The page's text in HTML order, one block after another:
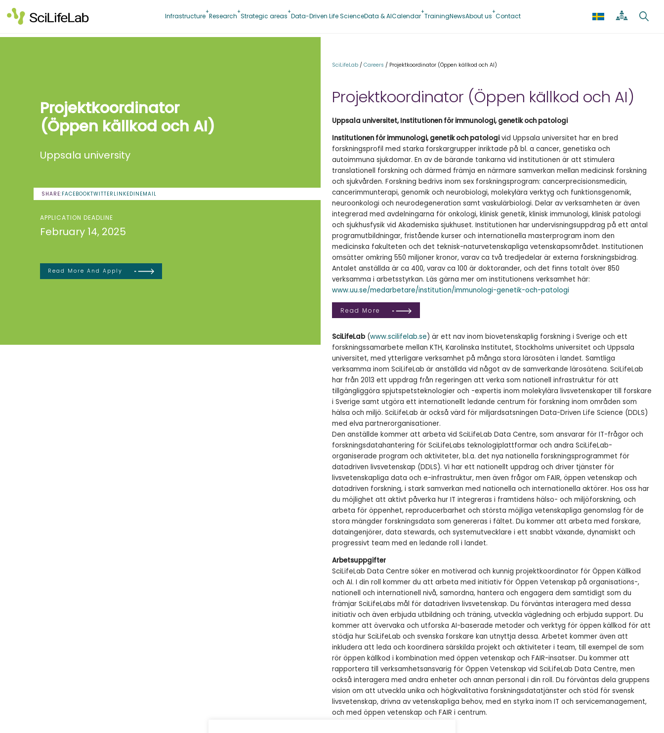
content
Infrastructure Research Strategic areas Data-Driven Life ScienceData & AICalendar TrainingNewsAbout us Contact
Projektkoordinator
(Öppen källkod och AI)
Uppsala university
SHARE:FACEBOOKTWITTER LINKEDIN EMAIL
APPLICATION DEADLINE
February 14, 2025
Read More And Apply
SciLifeLab / Careers / Projektkoordinator (Öppen källkod och AI)
Projektkoordinator (Öppen källkod och AI)
Uppsala universitet, Institutionen för immunologi, genetik och patologi
Institutionen för immunologi, genetik och patologi vid Uppsala universitet har en bred
forskningsprofil med starka forskargrupper inriktade på bl. a cancer, genetiska och
autoimmuna sjukdomar. En av de bärande tankarna vid institutionen är att stimulera
translationell forskning och därmed främja en närmare samverkan mellan medicinsk forskning
och sjukvården. Forskning bedrivs inom sex forskningsprogram: cancerprecisionsmedicin,
cancerimmunterapi, genomik och neurobiologi, molekylära verktyg och funktionsgenomik,
neuroonkologi och neurodegeneration samt vaskulärbiologi. Delar av verksamheten är även
integrerad med avdelningarna för onkologi, klinisk genetik, klinisk immunologi, klinisk patologi
och sjukhusfysik vid Akademiska sjukhuset. Institutionen har undervisningsuppdrag på ett antal
programutbildningar, fristående kurser och internationella masterprogram inom den
medicinska fakulteten och det teknisk-naturvetenskapliga vetenskapsområdet. Institutionen
omsätter omkring 550 miljoner kronor, varav ca två tredjedelar är externa forskningsbidrag.
Antalet anställda är ca 400, varav ca 100 är doktorander, och det finns totalt över 850
verksamma i arbetsstyrkan. Läs gärna mer om institutionens verksamhet här:
www.uu.se/medarbetare/institution/immunologi-genetik-och-patologi
Read More
SciLifeLab (www.scilifelab.se) är ett nav inom biovetenskaplig forskning i Sverige och ett
forskningssamarbete mellan KTH, Karolinska Institutet, Stockholms universitet och Uppsala
universitet, med ytterligare verksamhet på många stora lärosäten i landet. Samtliga
verksamma inom SciLifeLab är anställda vid något av de samverkande lärosätena. SciLifeLab
har från 2013 ett uppdrag från regeringen att verka som nationell infrastruktur för att
tillgängliggöra spjutspetsteknologier och -expertis inom molekylära livsvetenskaper till forskare
i Sverige samt utgöra ett internationellt ledande centrum för forskning inom områden som
hälsa och miljö. SciLifeLab är också värd för miljardsatsningen Data-Driven Life Science (DDLS)
med elva partnerorganisationer.
Den anställde kommer att arbeta vid SciLifeLab Data Centre, som ansvarar för IT-frågor och
forskningsdatahantering för SciLifeLabs teknologiplattformar och andra SciLifeLab-
organiserade program och aktiviteter, bl.a. det nya nationella forskningsprogrammet för
datadriven livsvetenskap (DDLS). Vi har ett nationellt uppdrag och driver tjänster för
livsvetenskapliga data och e-infrastruktur, men även frågor om FAIR, öppen vetenskap och
datadriven forskning, i stark samverkan med nationella och internationella aktörer. Hos oss har
du möjlighet att aktivt påverka hur IT integreras i framtidens hälso- och miljöforskning, och
arbeta för öppenhet, reproducerbarhet och största möjliga vetenskapliga genomslag för de
stora mängder forskningsdata som genereras i fältet. Du kommer att arbeta med forskare,
dataingenjörer, data stewards, och systemutvecklare i ett snabbt växande, dynamiskt och
progressivt team med en ledande roll i landet.
Arbetsuppgifter
SciLifeLab Data Centre söker en motiverad och kunnig projektkoordinator för Öppen Källkod
och AI. I din roll kommer du att arbeta med initiativ för Öppen Vetenskap på organisations-,
nationell och internationell nivå, samordna, hantera och engagera dem samtidigt som du
främjar SciLifeLabs mål för datadriven livsvetenskap. Du förväntas interagera med dessa
initiativ och även erbjuda utbildning och träning, utveckla vägledning och erbjuda support. Du
kommer att övervaka och utforska AI-baserade metoder och verktyg för öppen källkod för att
stödja hur SciLifeLab och svenska forskare kan utnyttja dessa. Arbetet kommer även att
inkludera att leda och koordinera särskilda projekt och aktiviteter i team, till exempel de som
rör öppen källkod i kombination med öppen vetenskap och FAIR-insatser. Du kommer att
rapportera till verksamhetsansvarig för Öppen Vetenskap vid SciLifeLab Data Centre, men
också interagera med andra enheter och annan personal i din roll. Du förväntas dela gruppens
vision om att utveckla unika och högkvalitativa forskningsdatatjänster och stöd för svensk
livsvetenskap, drivna av vetenskapliga behov, med en styrka inom IT och servicemanagement,
och med öppen vetenskap och FAIR i centrum.